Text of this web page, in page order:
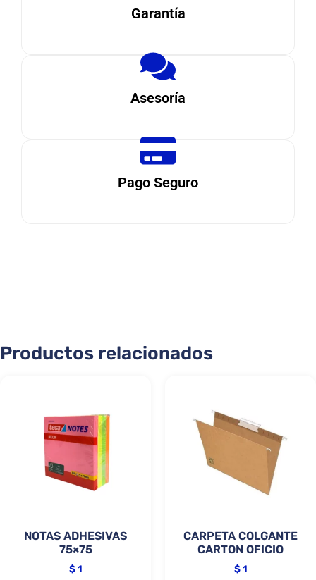
Garantía
Asesoría
Pago Seguro
Productos relacionados
NOTAS ADHESIVAS
75×75
$1
CARPETA COLGANTE
CARTON OFICIO
$1